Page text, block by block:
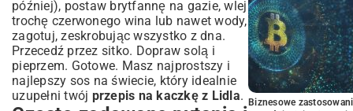
później), postaw brytfannę na gazie, wlej
trochę czerwonego wina lub nawet wody,
zagotuj, zeskrobując wszystko z dna.
Przecedź przez sitko. Dopraw solą i
pieprzem. Gotowe. Masz najprostszy i
najlepszy sos na świecie, który idealnie
uzupełni twój przepis na kaczkę z Lidla.
Biznesowe